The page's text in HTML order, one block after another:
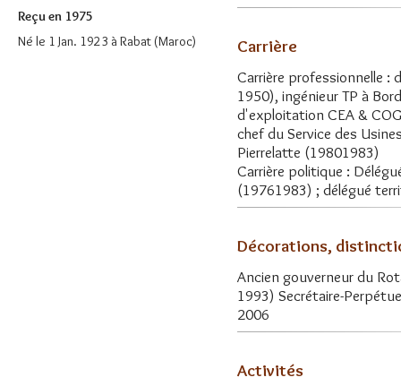
Reçu en 1975
Né le 1 Jan. 1923 à Rabat (Maroc)
Carrière
Carrière professionnelle :
1950), ingénieur TP à
d'exploitation CEA &
chef du Service des
Pierrelatte (19801983)
Carrière politique :
(19761983) ; délégué
Décorations,
Ancien gouverneur du
1993) Secrétaire-
2006
Activités